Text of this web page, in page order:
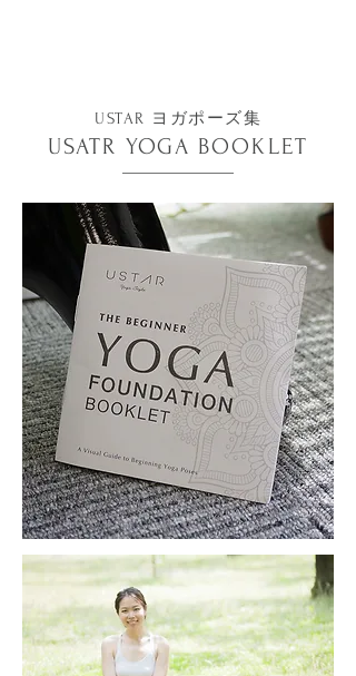
USTAR ヨガポーズ集
USATR YOGA BOOKLET